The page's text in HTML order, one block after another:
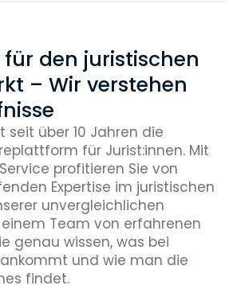
den juristischen
– Wir verstehen
seit über 10 Jahren die
für Jurist:innen. Mit
profitieren Sie von
Expertise im juristischen
unvergleichlichen
Team von erfahrenen
genau wissen, was bei
und wie man die
findet.